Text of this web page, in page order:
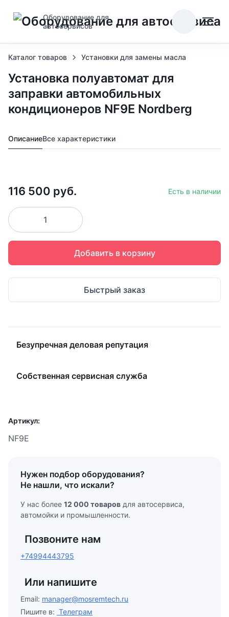
Оборудование для
автосервисов
Каталог товаров Установки для замены масла
Установка полуавтомат для
заправки автомобильных
кондиционеров NF9E Nordberg
ОписаниеВсе характеристики
116 500 руб. Есть в наличии
Добавить в корзину
Быстрый заказ
Безупречная деловая репутация
Собственная сервисная служба
Артикул:
NF9E
Нужен подбор оборудования?
Не нашли, что искали?
У нас более 12 000 товаров для автосервиса,
автомойки и промышленности.
Позвоните нам
+74994443795
Или напишите
Email: manager@mosremtech.ru
Пишите в: Телеграм